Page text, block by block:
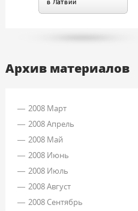
Архив материалов
2008 Март
2008 Апрель
2008 Май
2008 Июнь
2008 Июль
2008 Август
2008 Сентябрь